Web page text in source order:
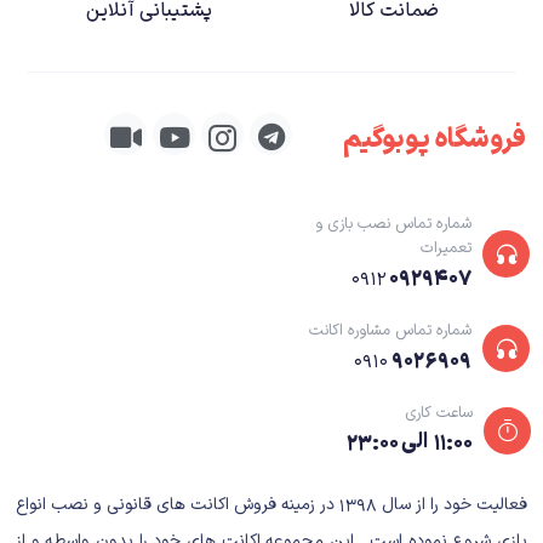
در ریمیک دد اسپیس دوباره همان داستان معروف اولین قسمت از مجموعه روایت
بقا محسوب می‌شود. سفینه‌ی که در واقع یک ماشین آخرالزمان برای سیاره‌ها است
کندرا دنیلز، آیزاک کلارک
می‌فرستد تا آسیب‌های احتمالی را تعمیر کنند. قضیه اما به‌همین سادگی‌ها هم
به یک مشت هیولای هچل‌هفت تبدیل کرده است. قهرمان قصه‌ که آیزاک کلارک،
یک مهندس نخبه و بی‌خبر از همه‌جا است حالا باید با تکیه‌بر ابزار حفاری خود،
برای زنده ماندن تلاش و راهی برای فرار پیدا کند.
موفق است، در عمق دادن به‌کاراکترها و ارائه‌ی یک داستان‌سرایی «شخصیت‌محور»
ضمانت کالا پشتیبانی آنلاین
فروشگاه پوبوگیم
شماره تماس نصب بازی و
تعمیرات
۰۹۱۲۰۹۲۹۴۰۷
شماره تماس مشاوره اکانت
۰۹۱۰ ۹۰۲۶۹۰۹
ساعت کاری
۱۱:۰۰ الی ۲۳:۰۰
فعالیت خود را از سال ۱۳۹۸ در زمینه فروش اکانت های قانونی و نصب انواع